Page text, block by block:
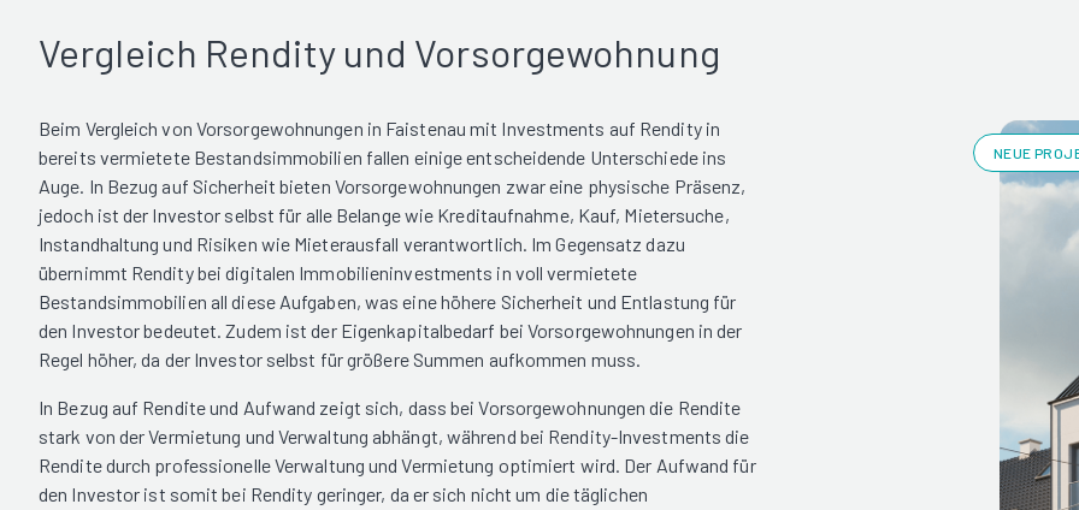
Vergleich Rendity und Vorsorgewohnung
Beim Vergleich von Vorsorgewohnungen in Faistenau mit Investments auf Rendity in
bereits vermietete Bestandsimmobilien fallen einige entscheidende Unterschiede ins
Auge. In Bezug auf Sicherheit bieten Vorsorgewohnungen zwar eine physische Präsenz,
jedoch ist der Investor selbst für alle Belange wie Kreditaufnahme, Kauf, Mietersuche,
Instandhaltung und Risiken wie Mieterausfall verantwortlich. Im Gegensatz dazu
übernimmt Rendity bei digitalen Immobilieninvestments in voll vermietete
Bestandsimmobilien all diese Aufgaben, was eine höhere Sicherheit und Entlastung für
den Investor bedeutet. Zudem ist der Eigenkapitalbedarf bei Vorsorgewohnungen in der
Regel höher, da der Investor selbst für größere Summen aufkommen muss.
In Bezug auf Rendite und Aufwand zeigt sich, dass bei Vorsorgewohnungen die Rendite
stark von der Vermietung und Verwaltung abhängt, während bei Rendity-Investments die
Rendite durch professionelle Verwaltung und Vermietung optimiert wird. Der Aufwand für
den Investor ist somit bei Rendity geringer, da er sich nicht um die täglichen
NEUE